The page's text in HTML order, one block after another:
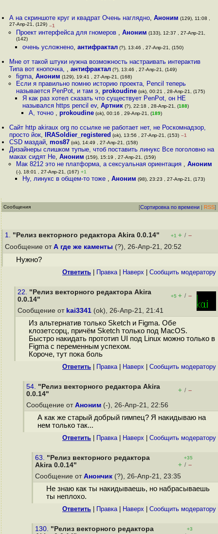
А на скриншоте круг и квадрат Очень наглядно,Аноним (129), 11:08 ,
27-Апр-21, (129) –1
Проект интерфейса для гномеров , Аноним (133), 12:37 , 27-Апр-21,
(142)
очень усложнено, антифрактал(?), 13:46 , 27-Апр-21, (150)
Мне от такой штуки нужна возможность настраивать интерактив
Типа вот кнопочка, ,антифрактал (?), 13:46 , 27-Апр-21, (149)
figma, Аноним (129), 19:41 , 27-Апр-21, (168)
Если я правильно помню историю проекта, Pencil теперь
называется PenPot, и там э, prokoudine(ok), 00:21 , 28-Апр-21, (175)
Я как раз хотел сказать что существует PenPot, он НЕ
назывался https pencil ev, Артник(?), 22:18 , 28-Апр-21, (188)
А, точно ,prokoudine (ok), 00:16 , 29-Апр-21, (189)
Сайт http akiraux org по ссылке не работает нет, не Роскомнадзор,
просто йок, IRASoldier_registered (ok), 13:56 , 27-Апр-21, (153) –1
CSD маздай,mos87 (ok), 14:49 , 27-Апр-21, (158)
Дизайнеры слишком тупые, чтоб поставить линукс Все поголовно на
маках сидят Не,Аноним (159), 15:19 , 27-Апр-21, (159)
Мак 8212 это не платформа, а сексуальная ориентация , Аноним
(-), 18:01 , 27-Апр-21, (167) +1
Ну, линукс в общем-то тоже , Аноним (98), 23:23 , 27-Апр-21, (173)
Сообщения [Сортировка по времени | RSS]
1. "Релиз векторного редактора Akira 0.0.14" +1 + / –
Сообщение от А где же каменты (?), 26-Апр-21, 20:52
Нужно?
Ответить Правка| Наверх Cообщить модератору
22. "Релиз векторного редактора Akira
0.0.14"
+5 + / –
Сообщение от kai3341 (ok), 26-Апр-21, 21:41
Из альтернатив только Sketch и Figma. Обе
клозетсорц, причём Sketch только под MacOS.
Быстро накидать прототип UI под Linux можно только в
Figma с переменным успехом.
Короче, тут пока боль
Ответить Правка| Наверх Cообщить модератору
54. "Релиз векторного редактора Akira
0.0.14"
+ / –
Сообщение от Аноним (-), 26-Апр-21, 22:56
А как же старый добрый гимпец? Я накидываю на
нем только так...
Ответить Правка| Наверх Cообщить модератору
63. "Релиз векторного редактора
Akira 0.0.14"
+35
+ / –
Сообщение от Анончик (?), 26-Апр-21, 23:35
Не знаю как ты накидываешь, но набрасываешь
ты неплохо.
Ответить Правка| Наверх Cообщить модератору
130. "Релиз векторного редактора
+3